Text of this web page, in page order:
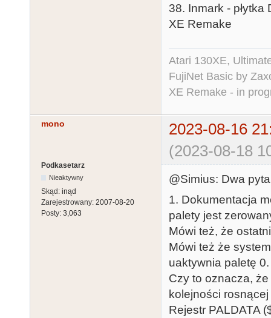
38. Inmark -
XE Remake
Atari 130XE,
FujiNet Basic by
XE Remake - in
mono
2023-08-16
(2023-08-18
Podkasetarz
Nieaktywny
Skąd: inąd
Zarejestrowany: 2007-08-20
Posty: 3,063
@Simius: Dwa
1. Dokumentacja
palety jest
Mówi też, że
Mówi też że
uaktywnia paletę 0.
Czy to oznacza,
kolejności
Rejestr PALDATA